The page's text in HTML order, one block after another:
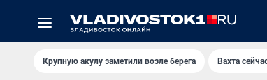
Крупную акулу заметили возле берега Вахта